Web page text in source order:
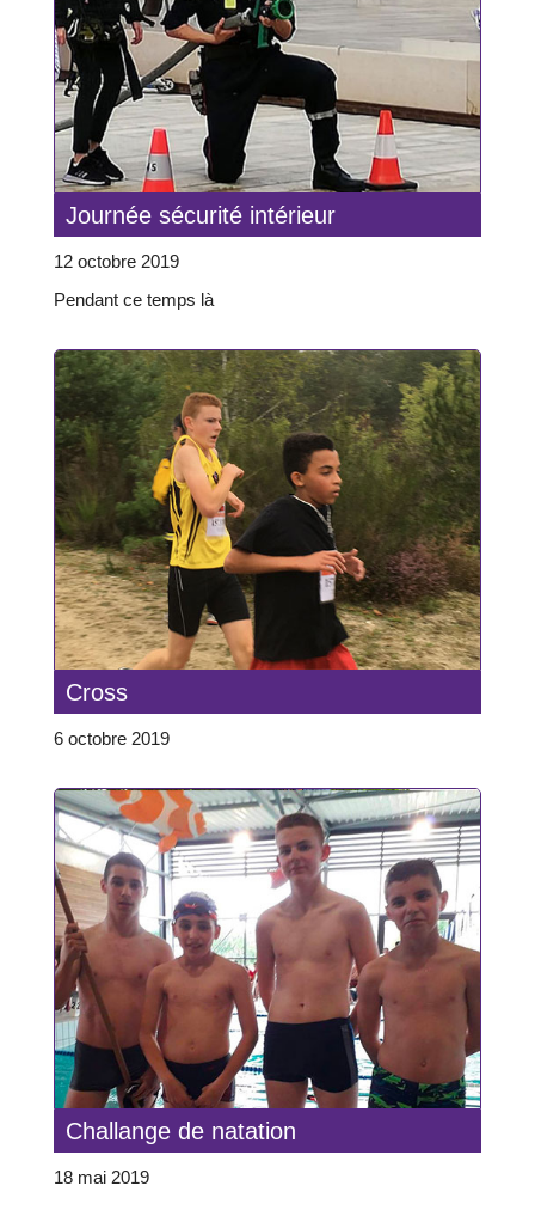
Journée sécurité intérieur
12 octobre 2019
Pendant ce temps là
Cross
6 octobre 2019
Challange de natation
18 mai 2019